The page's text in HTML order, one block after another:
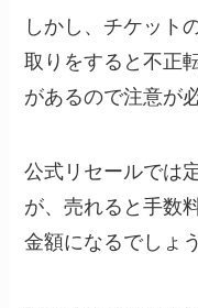
しかし、チケット
取りをすると不正
があるので注意が
公式リセールでは
が、売れると手数
金額になるでしょう